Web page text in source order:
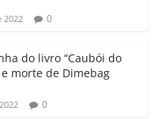
e
Cl
a
ss
ro
Li
k h
ar
2022 0
do livro “Caubói do
morte de Dimebag
0